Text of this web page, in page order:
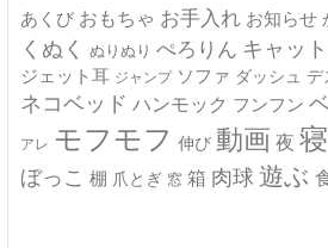
あくび おもちゃ お手入れ お知らせ
くぬく ぬりぬり ぺろりん キャッ
ジェット耳 ジャンプ ソファ ダッシュ デ
ネコベッド ハンモック フンフン
アレ モフモフ 伸び 動画 夜
ぼっこ 棚 爪とぎ 窓 箱 肉球 遊ぶ